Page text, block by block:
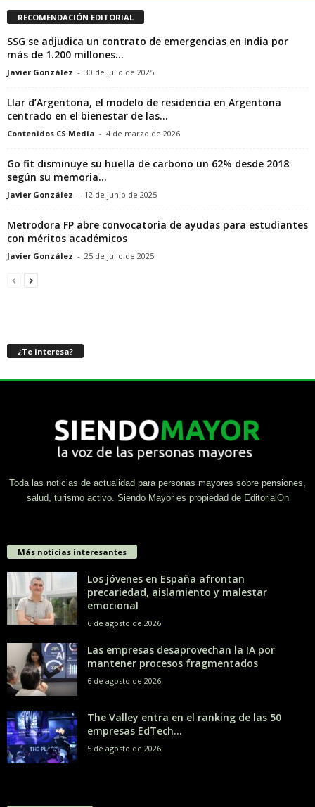
RECOMENDACIÓN EDITORIAL
SSG se adjudica un contrato de emergencias en India por
más de 1.200 millones...
Javier González - 30 de julio de 2025
Llar d’Argentona, el modelo de residencia en Argentona
centrado en el bienestar de las...
Contenidos CS Media - 4 de marzo de 2026
Go fit disminuye su huella de carbono un 62% desde 2018
según su memoria...
Javier González - 12 de junio de 2025
Metrodora FP abre convocatoria de ayudas para estudiantes
con méritos académicos
Javier González - 25 de julio de 2025
¿Te interesa?
Toda las noticias de actualidad para personas mayores sobre pensiones,
salud, turismo activo. Siendo Mayor es propiedad de EditorialOn
Más noticias interesantes
Los jóvenes en España afrontan
precariedad, aislamiento y malestar
emocional
6 de agosto de 2026
Las empresas desaprovechan la IA por
mantener procesos fragmentados
6 de agosto de 2026
The Valley entra en el ranking de las 50
empresas EdTech...
5 de agosto de 2026